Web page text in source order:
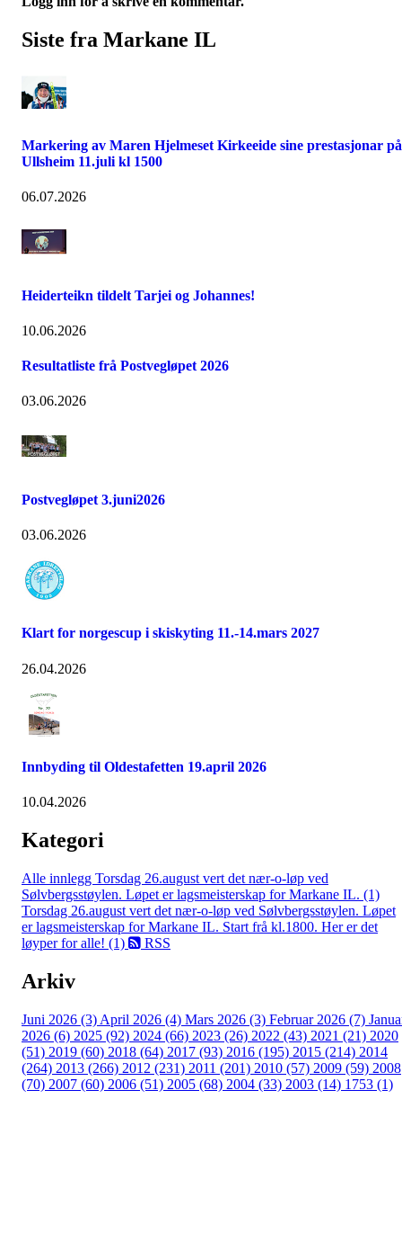
Siste fra Markane IL
Markering av Maren Hjelmeset Kirkeeide sine prestasjonar på
Ullsheim 11.juli kl 1500
06.07.2026
Heiderteikn tildelt Tarjei og Johannes!
10.06.2026
Resultatliste frå Postvegløpet 2026
03.06.2026
Postvegløpet 3.juni2026
03.06.2026
Klart for norgescup i skiskyting 11.-14.mars 2027
26.04.2026
Innbyding til Oldestafetten 19.april 2026
10.04.2026
Kategori
Alle innlegg Torsdag 26.august vert det nær-o-løp ved
Sølvbergsstøylen. Løpet er lagsmeisterskap for Markane IL. (1)
Torsdag 26.august vert det nær-o-løp ved Sølvbergsstøylen. Løpet
er lagsmeisterskap for Markane IL. Start frå kl.1800. Her er det
løyper for alle! (1)
RSS
Arkiv
Juni 2026 (3) April 2026 (4) Mars 2026 (3) Februar 2026 (7)
2026 (6) 2025 (92) 2024 (66) 2023 (26) 2022 (43) 2021 (21) 2020
(51) 2019 (60) 2018 (64) 2017 (93) 2016 (195) 2015 (214) 2014
(264) 2013 (266) 2012 (231) 2011 (201) 2010 (57) 2009 (59) 2008
(70) 2007 (60) 2006 (51) 2005 (68) 2004 (33) 2003 (14) 1753 (1)